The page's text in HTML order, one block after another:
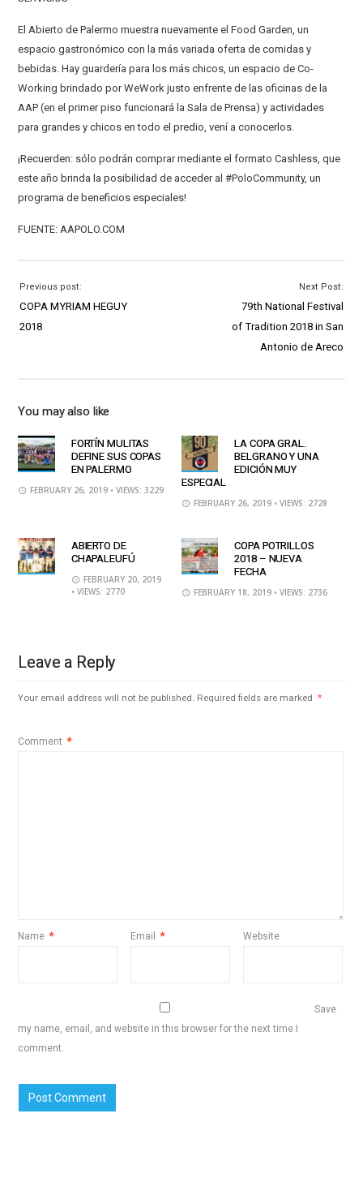
El Abierto de Palermo muestra nuevamente el Food Garden, un
espacio gastronómico con la más variada oferta de comidas y
bebidas. Hay guardería para los más chicos, un espacio de Co-
Working brindado por WeWork justo enfrente de las oficinas de la
AAP (en el primer piso funcionará la Sala de Prensa) y actividades
para grandes y chicos en todo el predio, vení a conocerlos.
¡Recuerden: sólo podrán comprar mediante el formato Cashless, que
este año brinda la posibilidad de acceder al #PoloCommunity, un
programa de beneficios especiales!
FUENTE: AAPOLO.COM
Previous post:
COPA MYRIAM HEGUY
2018
Next Post:
79th National Festival
of Tradition 2018 in San
Antonio de Areco
You may also like
FORTÍN MULITAS
DEFINE SUS COPAS
EN PALERMO
FEBRUARY 26, 2019 • VIEWS: 3229
LA COPA GRAL.
BELGRANO Y UNA
EDICIÓN MUY
ESPECIAL
FEBRUARY 26, 2019 • VIEWS: 2728
ABIERTO DE
CHAPALEUFÚ
FEBRUARY 20, 2019
• VIEWS: 2770
COPA POTRILLOS
2018 – NUEVA
FECHA
FEBRUARY 18, 2019 • VIEWS: 2736
Leave a Reply
Your email address will not be published. Required fields are marked *
Comment *
Name * Email * Website
Save
my name, email, and website in this browser for the next time I
comment.